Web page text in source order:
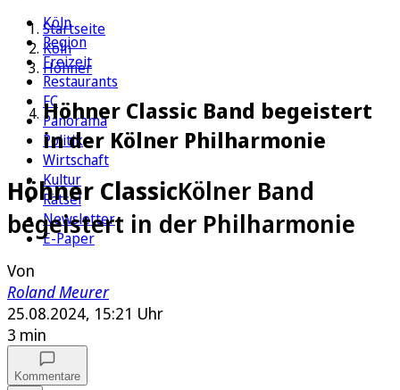
Köln
Region
Freizeit
Restaurants
FC
Panorama
Politik
Wirtschaft
Kultur
Rätsel
Newsletter
E-Paper
Startseite
Köln
Höhner
Höhner Classic Band begeistert
in der Kölner Philharmonie
Höhner ClassicKölner Band
begeistert in der Philharmonie
Von
Roland Meurer
25.08.2024, 15:21 Uhr
3 min
Kommentare